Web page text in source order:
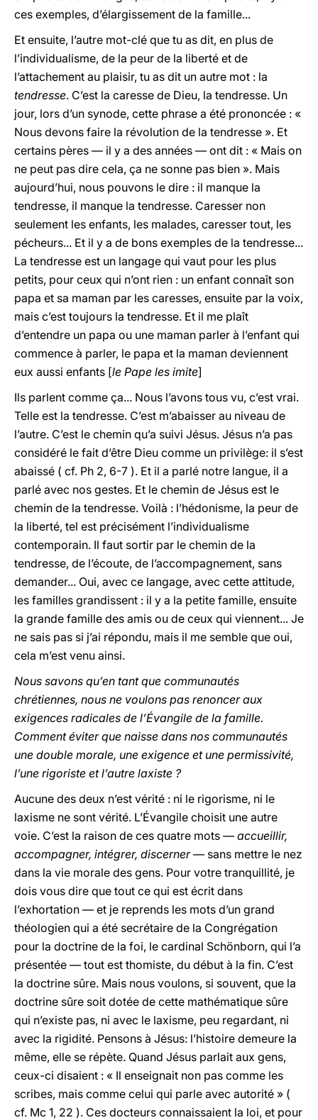
ces exemples, d’élargissement de la famille...
Et ensuite, l’autre mot-clé que tu as dit, en plus de
l’individualisme, de la peur de la liberté et de
l’attachement au plaisir, tu as dit un autre mot : la
tendresse. C’est la caresse de Dieu, la tendresse. Un
jour, lors d’un synode, cette phrase a été prononcée : «
Nous devons faire la révolution de la tendresse ». Et
certains pères — il y a des années — ont dit : « Mais on
ne peut pas dire cela, ça ne sonne pas bien ». Mais
aujourd’hui, nous pouvons le dire : il manque la
tendresse, il manque la tendresse. Caresser non
seulement les enfants, les malades, caresser tout, les
pécheurs... Et il y a de bons exemples de la tendresse...
La tendresse est un langage qui vaut pour les plus
petits, pour ceux qui n’ont rien : un enfant connaît son
papa et sa maman par les caresses, ensuite par la voix,
mais c’est toujours la tendresse. Et il me plaît
d’entendre un papa ou une maman parler à l’enfant qui
commence à parler, le papa et la maman deviennent
eux aussi enfants [le Pape les imite]
Ils parlent comme ça... Nous l’avons tous vu, c’est vrai.
Telle est la tendresse. C’est m’abaisser au niveau de
l’autre. C’est le chemin qu’a suivi Jésus. Jésus n’a pas
considéré le fait d’être Dieu comme un privilège: il s’est
abaissé ( cf. Ph 2, 6-7 ). Et il a parlé notre langue, il a
parlé avec nos gestes. Et le chemin de Jésus est le
chemin de la tendresse. Voilà : l’hédonisme, la peur de
la liberté, tel est précisément l’individualisme
contemporain. Il faut sortir par le chemin de la
tendresse, de l’écoute, de l’accompagnement, sans
demander... Oui, avec ce langage, avec cette attitude,
les familles grandissent : il y a la petite famille, ensuite
la grande famille des amis ou de ceux qui viennent... Je
ne sais pas si j’ai répondu, mais il me semble que oui,
cela m’est venu ainsi.
Nous savons qu’en tant que communautés
chrétiennes, nous ne voulons pas renoncer aux
exigences radicales de l’Évangile de la famille.
Comment éviter que naisse dans nos communautés
une double morale, une exigence et une permissivité,
l’une rigoriste et l’autre laxiste ?
Aucune des deux n’est vérité : ni le rigorisme, ni le
laxisme ne sont vérité. L’Évangile choisit une autre
voie. C’est la raison de ces quatre mots — accueillir,
accompagner, intégrer, discerner— sans mettre le nez
dans la vie morale des gens. Pour votre tranquillité, je
dois vous dire que tout ce qui est écrit dans
l’exhortation — et je reprends les mots d’un grand
théologien qui a été secrétaire de la Congrégation
pour la doctrine de la foi, le cardinal Schönborn, qui l’a
présentée — tout est thomiste, du début à la fin. C’est
la doctrine sûre. Mais nous voulons, si souvent, que la
doctrine sûre soit dotée de cette mathématique sûre
qui n’existe pas, ni avec le laxisme, peu regardant, ni
avec la rigidité. Pensons à Jésus: l’histoire demeure la
même, elle se répète. Quand Jésus parlait aux gens,
ceux-ci disaient : « Il enseignait non pas comme les
scribes, mais comme celui qui parle avec autorité » (
cf. Mc 1, 22 ). Ces docteurs connaissaient la loi, et pour